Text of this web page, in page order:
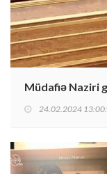
Müdafiə Naziri
24.02.2024